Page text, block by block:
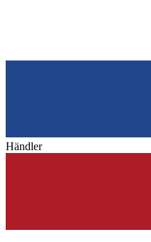
Händler